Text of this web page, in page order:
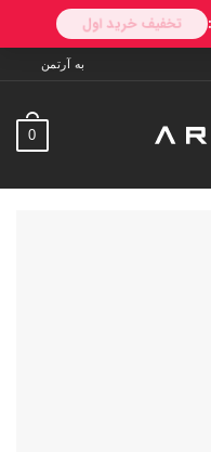
به آرتمن خوش آمدید. ارسال به سراسر
0